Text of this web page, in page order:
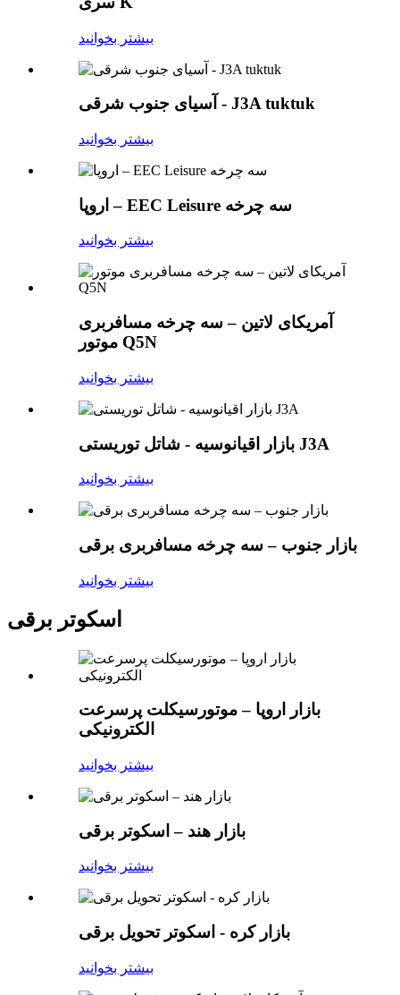
بیشتر بخوانید
آسیای جنوب شرقی - J3A tuktuk
بیشتر بخوانید
اروپا – EEC Leisure سه چرخه
بیشتر بخوانید
آمریکای لاتین – سه چرخه مسافربری
موتور Q5N
بیشتر بخوانید
بازار اقیانوسیه - شاتل توریستی J3A
بیشتر بخوانید
بازار جنوب – سه چرخه مسافربری برقی
بیشتر بخوانید
اسکوتر برقی
بازار اروپا – موتورسیکلت پرسرعت
الکترونیکی
بیشتر بخوانید
بازار هند – اسکوتر برقی
بیشتر بخوانید
بازار کره - اسکوتر تحویل برقی
بیشتر بخوانید